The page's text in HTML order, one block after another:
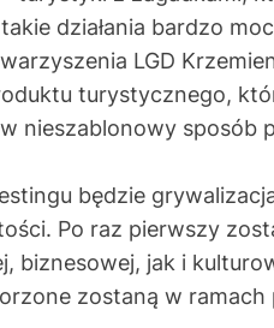
działania bardzo
LGD
turystycznego,
nieszablonowy sposób
będzie
Po raz pierwszy
biznesowej, jak i
zostaną w ramach